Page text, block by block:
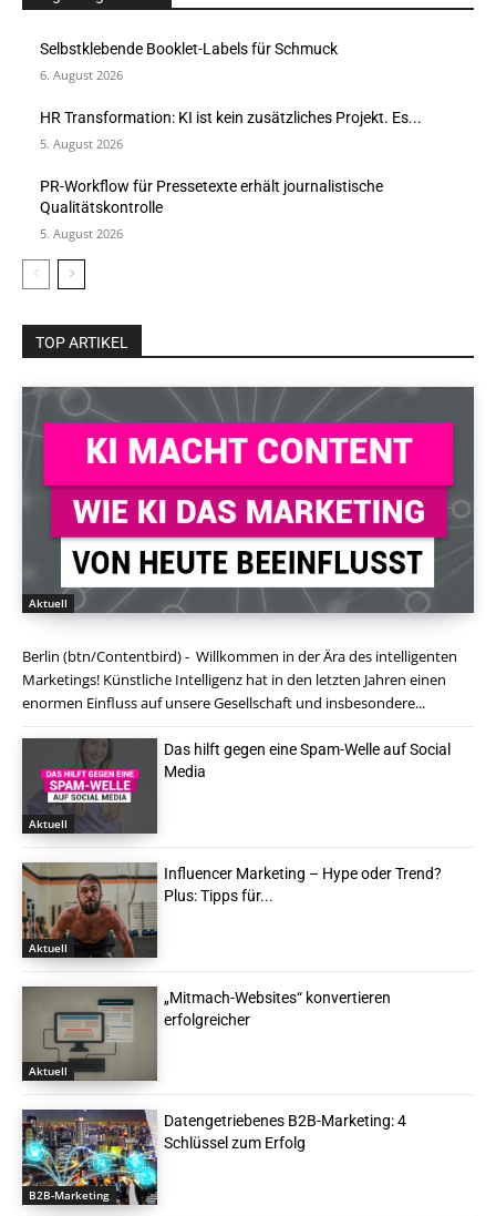
Selbstklebende Booklet-Labels für Schmuck
6. August 2026
HR Transformation: KI ist kein zusätzliches Projekt. Es...
5. August 2026
PR-Workflow für Pressetexte erhält journalistische
Qualitätskontrolle
5. August 2026
TOP ARTIKEL
Aktuell
Berlin (btn/Contentbird) - Willkommen in der Ära des intelligenten
Marketings! Künstliche Intelligenz hat in den letzten Jahren einen
enormen Einfluss auf unsere Gesellschaft und insbesondere...
Aktuell
Das hilft gegen eine Spam-Welle auf Social
Media
Aktuell
Influencer Marketing – Hype oder Trend?
Plus: Tipps für...
Aktuell
„Mitmach-Websites“ konvertieren
erfolgreicher
B2B-Marketing
Datengetriebenes B2B-Marketing: 4
Schlüssel zum Erfolg